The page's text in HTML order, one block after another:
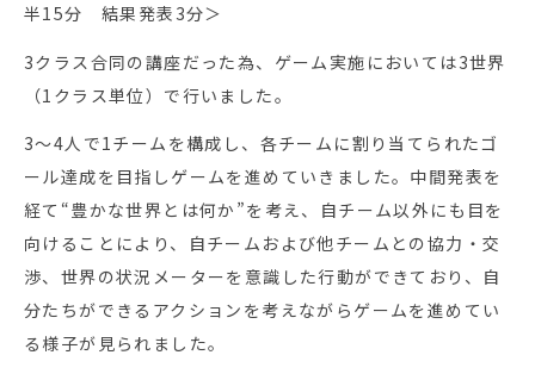
半15分 結果発表3分＞
3クラス合同の講座だった為、ゲーム実施においては3世界
（1クラス単位）で行いました。
3～4人で1チームを構成し、各チームに割り当てられたゴ
ール達成を目指しゲームを進めていきました。中間発表を
経て“豊かな世界とは何か”を考え、自チーム以外にも目を
向けることにより、自チームおよび他チームとの協力・交
渉、世界の状況メーターを意識した行動ができており、自
分たちができるアクションを考えながらゲームを進めてい
る様子が見られました。